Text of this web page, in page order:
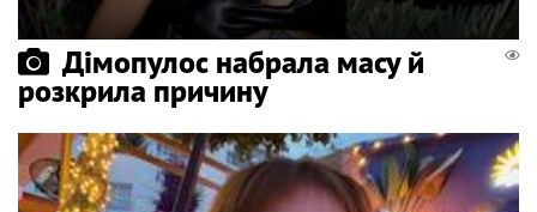
Дімопулос набрала масу й
розкрила причину